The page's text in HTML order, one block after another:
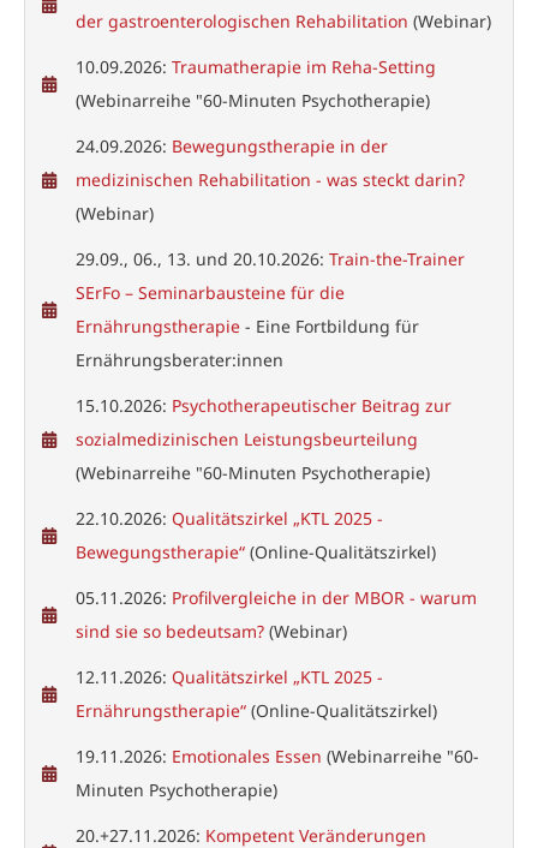
der gastroenterologischen Rehabilitation (Webinar)
10.09.2026: Traumatherapie im Reha-Setting
(Webinarreihe "60-Minuten Psychotherapie)
24.09.2026: Bewegungstherapie in der
medizinischen Rehabilitation - was steckt darin?
(Webinar)
29.09., 06., 13. und 20.10.2026: Train-the-Trainer
SErFo – Seminarbausteine für die
Ernährungstherapie - Eine Fortbildung für
Ernährungsberater:innen
15.10.2026: Psychotherapeutischer Beitrag zur
sozialmedizinischen Leistungsbeurteilung
(Webinarreihe "60-Minuten Psychotherapie)
22.10.2026: Qualitätszirkel „KTL 2025 -
Bewegungstherapie“ (Online-Qualitätszirkel)
05.11.2026: Profilvergleiche in der MBOR - warum
sind sie so bedeutsam? (Webinar)
12.11.2026: Qualitätszirkel „KTL 2025 -
Ernährungstherapie“ (Online-Qualitätszirkel)
19.11.2026: Emotionales Essen (Webinarreihe "60-
Minuten Psychotherapie)
20.+27.11.2026: Kompetent Veränderungen